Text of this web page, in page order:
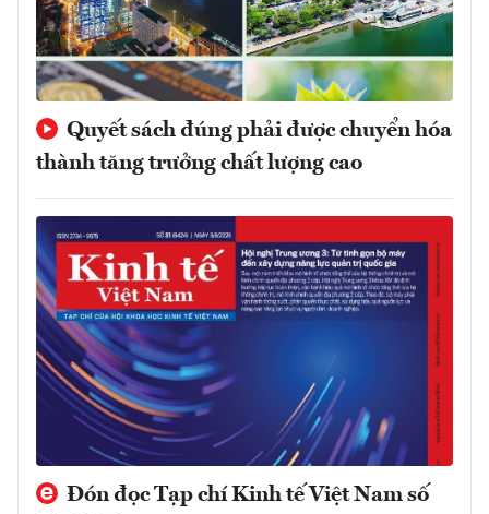
Quyết sách đúng phải được chuyển hóa
thành tăng trưởng chất lượng cao
Đón đọc Tạp chí Kinh tế Việt Nam số